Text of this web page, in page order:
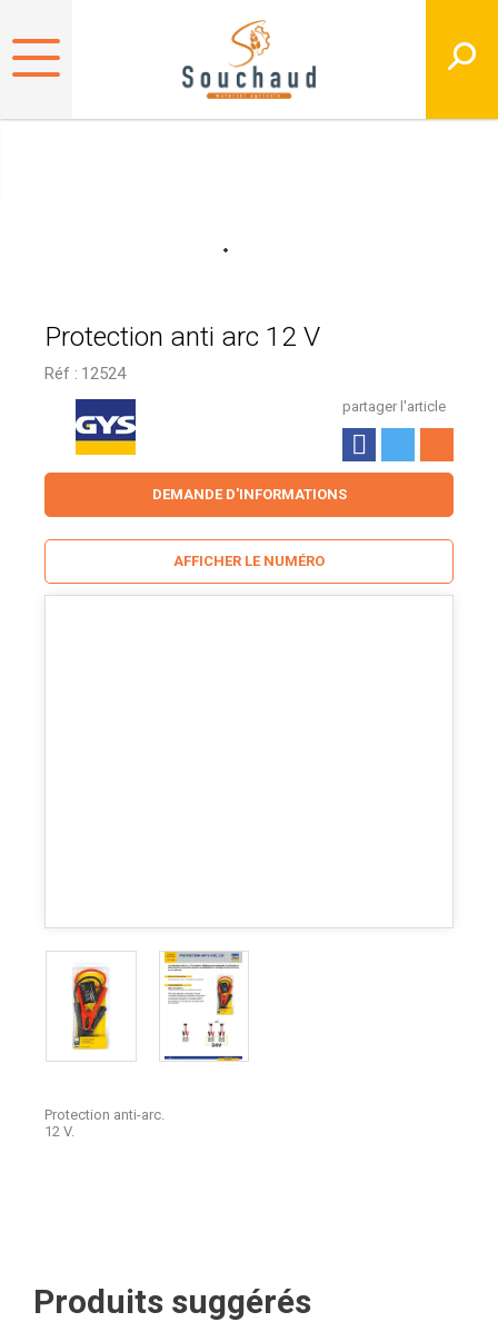
Protection anti arc 12 V
Réf : 12524
partager l'article
Protection anti-arc.
12 V.
DEMANDE D'INFORMATIONS
AFFICHER LE NUMÉRO
Produits suggérés